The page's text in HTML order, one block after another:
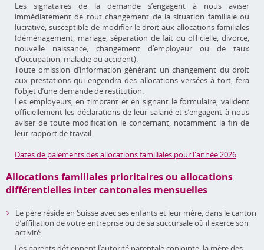
Les signataires de la demande s’engagent à nous aviser
immédiatement de tout changement de la situation familiale ou
lucrative, susceptible de modifier le droit aux allocations familiales
(déménagement, mariage, séparation de fait ou officielle, divorce,
nouvelle naissance, changement d’employeur ou de taux
d’occupation, maladie ou accident).
Toute omission d’information générant un changement du droit
aux prestations qui engendra des allocations versées à tort, fera
l’objet d’une demande de restitution.
Les employeurs, en timbrant et en signant le formulaire, valident
officiellement les déclarations de leur salarié et s’engagent à nous
aviser de toute modification le concernant, notamment la fin de
leur rapport de travail.
Dates de paiements des allocations familiales pour l'année 2026
Allocations familiales prioritaires ou allocations
différentielles inter cantonales mensuelles
Le père réside en Suisse avec ses enfants et leur mère, dans le canton
d’affiliation de votre entreprise ou de sa succursale où il exerce son
activité: